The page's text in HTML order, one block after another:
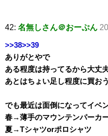
42: 名無しさん＠おーぷん
>>38>>39
ありがとやで
ある程度は持ってるから大丈
あとはちょい足し程度に買お
でも最近は面倒になってイベ
春→薄手のマウンテンパーカ
夏→Tシャツorポロシャツ